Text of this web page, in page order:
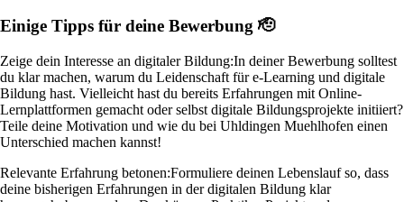
Einige Tipps für deine Bewerbung 🫡
Zeige dein Interesse an digitaler Bildung:In deiner Bewerbung solltest
du klar machen, warum du Leidenschaft für e-Learning und digitale
Bildung hast. Vielleicht hast du bereits Erfahrungen mit Online-
Lernplattformen gemacht oder selbst digitale Bildungsprojekte initiiert?
Teile deine Motivation und wie du bei Uhldingen Muehlhofen einen
Unterschied machen kannst!
Relevante Erfahrung betonen:Formuliere deinen Lebenslauf so, dass
deine bisherigen Erfahrungen in der digitalen Bildung klar